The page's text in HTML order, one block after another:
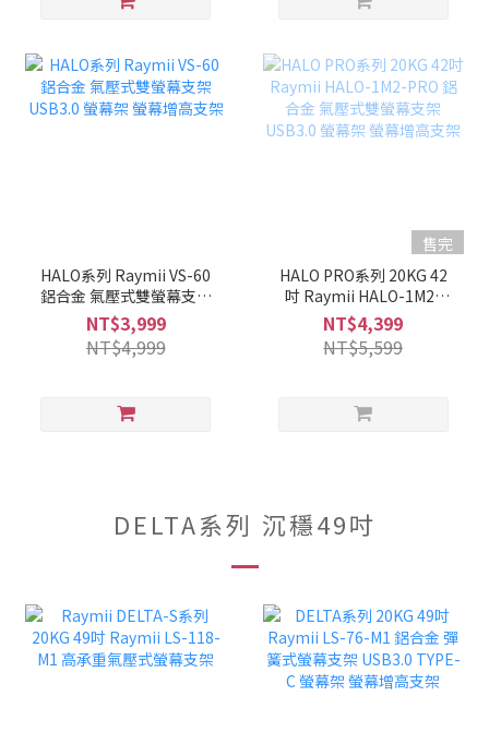
HALO系列 Raymii VS-60
鋁合金 氣壓式雙螢幕支架
USB3.0 螢幕架 螢幕增高
支架
NT$3,999
NT$4,999
售完
HALO PRO系列 20KG 42
吋 Raymii HALO-1M2-
PRO 鋁合金 氣壓式雙螢幕
支架 USB3.0 螢幕架 螢幕
增高支架
NT$4,399
NT$5,599
DELTA系列 沉穩49吋